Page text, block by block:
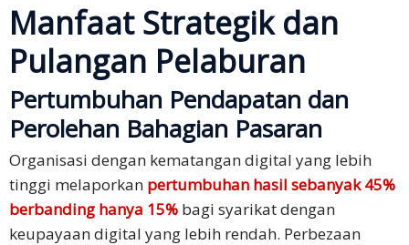
Manfaat Strategik dan
Pulangan Pelaburan
Pertumbuhan Pendapatan dan
Perolehan Bahagian Pasaran
Organisasi dengan kematangan digital yang lebih
tinggi melaporkan pertumbuhan hasil sebanyak 45%
berbanding hanya 15% bagi syarikat dengan
keupayaan digital yang lebih rendah. Perbezaan